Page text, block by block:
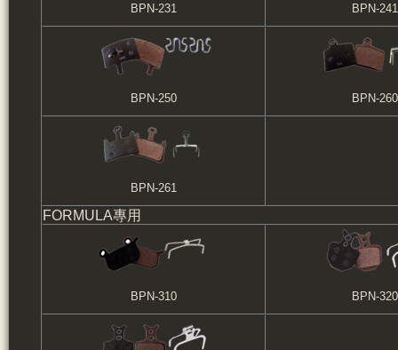
BPN-231 BPN-241
BPN-250 BPN-260
BPN-261
FORMULA專用
BPN-310 BPN-320